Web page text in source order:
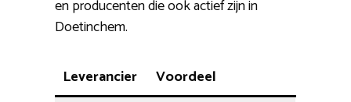
en producenten die ook actief zijn in
Doetinchem.
Leverancier Voordeel